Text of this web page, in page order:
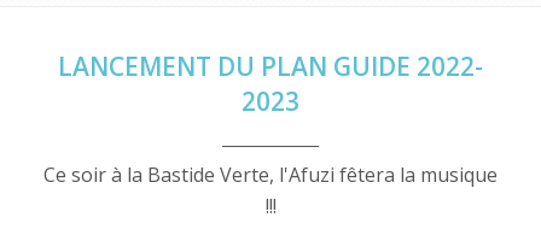
LANCEMENT DU PLAN GUIDE 2022-
2023
Ce soir à la Bastide Verte, l'Afuzi fêtera la musique
!!!